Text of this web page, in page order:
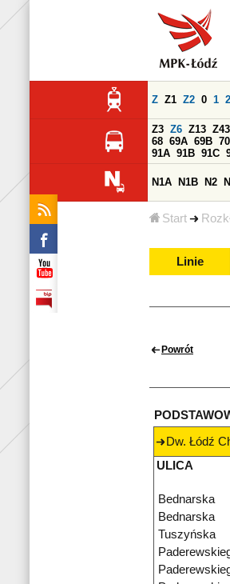
Start
Z Z1 Z2 0 1 2
Z3 Z6 Z13 Z43
68 69A 69B 70
91A 91B 91C
N1A N1B N2
Linie
Powrót
Dw. Łódź
ULICA
Bednarska
Bednarska
Tuszyńska